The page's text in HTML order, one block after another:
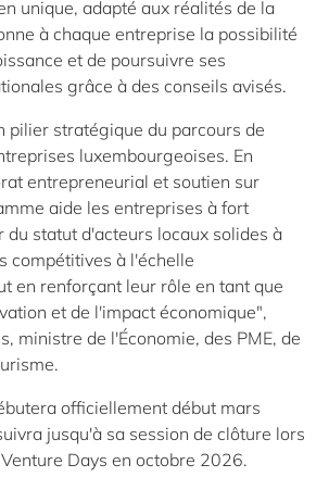
unique, adapté aux réalités de la
à chaque entreprise la possibilité
et de poursuivre ses
grâce à des conseils avisés.
pilier stratégique du parcours de
luxembourgeoises. En
entrepreneurial et soutien sur
aide les entreprises à fort
du statut d'acteurs locaux solides à
compétitives à l'échelle
en renforçant leur rôle en tant que
et de l'impact économique",
ministre de l'Économie, des PME, de
officiellement début mars
jusqu'à sa session de clôture lors
Days en octobre 2026.